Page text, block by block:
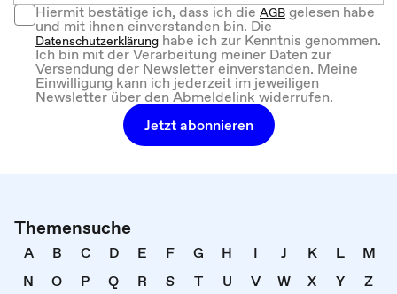
Hiermit bestätige ich, dass ich dieAGBgelesen habe
und mit ihnen einverstanden bin. Die
Datenschutzerklärung habe ich zur Kenntnis genommen.
Ich bin mit der Verarbeitung meiner Daten zur
Versendung der Newsletter einverstanden. Meine
Einwilligung kann ich jederzeit im jeweiligen
Newsletter über den Abmeldelink widerrufen.
Jetzt abonnieren
Themensuche
A B C D E F G H I J K L
M
N
O P Q R S T U V W X Y
Z